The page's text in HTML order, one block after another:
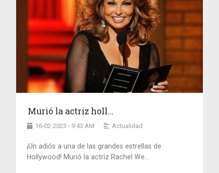
Murió la actriz holl...
16-02-2023 - 9:43 AM Actualidad
¡Un adiós a una de las grandes estrellas de
Hollywood! Murió la actriz Rachel We...